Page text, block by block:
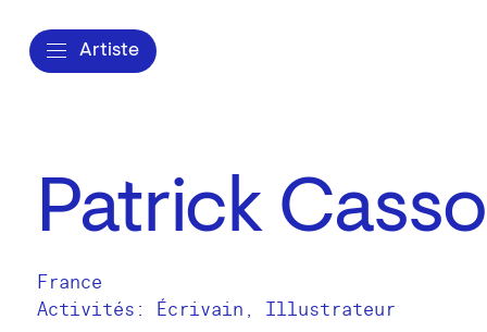
Artiste
Patrick
France
Activités: Écrivain Illustrateur